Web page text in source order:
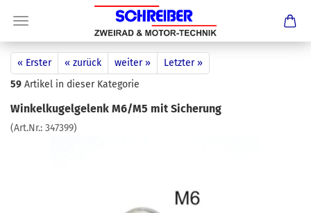
« Erster « zurück weiter »
Letzter »
59 Artikel in dieser Kategorie
Winkelkugelgelenk M6/M5 mit Sicherung
(Art.Nr.: 347399)